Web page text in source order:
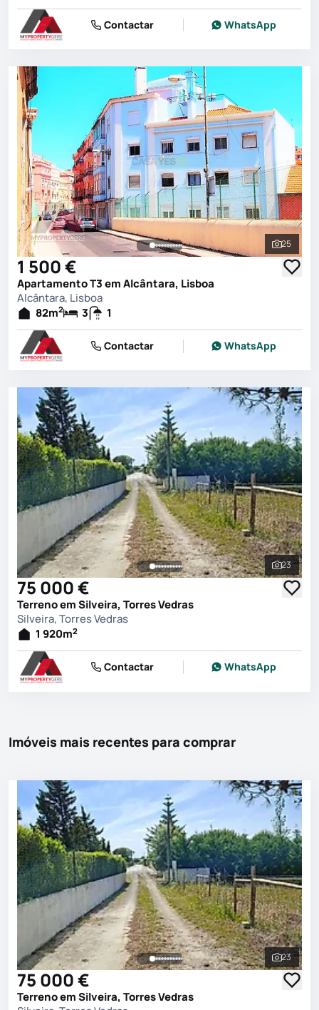
Contactar WhatsApp
Ver
25
1 500 €
Apartamento T3 em Alcântara, Lisboa
Alcântara, Lisboa
82m2 3 1
Contactar WhatsApp
Ver
23
75 000 €
Terreno em Silveira, Torres Vedras
Silveira, Torres Vedras
1 920m2
Contactar WhatsApp
Imóveis mais recentes para comprar
Ver
23
75 000 €
Terreno em Silveira, Torres Vedras